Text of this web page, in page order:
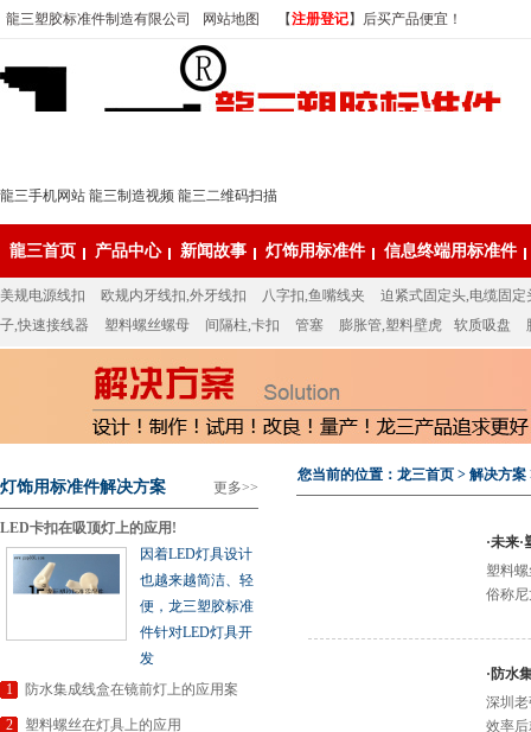
龍三塑胶标准件制造有限公司 网站地图 【注册登记】后买产品便宜！
龍三手机网站 龍三制造视频 龍三二维码扫描
龍三首页 产品中心 新闻故事 灯饰用标准件 信息终端用标准件
美规电源线扣 欧规内牙线扣,外牙线扣 八字扣,鱼嘴线夹
迫紧式固定头,电缆固定
子,快速接线器
塑料螺丝螺母 间隔柱,卡扣 管塞 膨胀管,塑料壁虎 软质吸盘
更多>>
灯饰用标准件解决方案
LED卡扣在吸顶灯上的应用!
因着LED灯具设计
也越来越简洁、轻
便，龙三塑胶标准
件针对LED灯具开
发
1
防水集成线盒在镜前灯上的应用案
2 塑料螺丝在灯具上的应用
您当前的位置： 龙三首页 > 解决方案
·未来·
塑料
俗称
· 防水
深圳
效率